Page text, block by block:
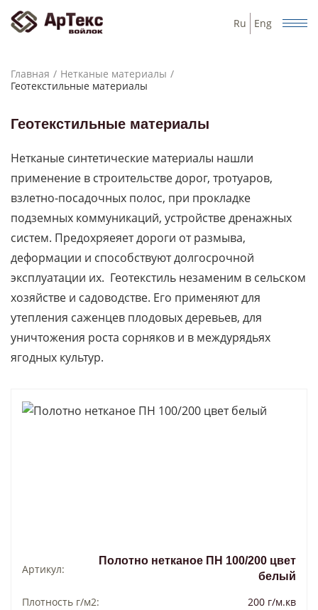
Ru Eng
Главная
Нетканые материалы
Геотекстильные материалы
Геотекстильные материалы
Нетканые синтетические материалы нашли
применение в строительстве дорог, тротуаров,
взлетно-посадочных полос, при прокладке
подземных коммуникаций, устройстве дренажных
систем. Предохряеяет дороги от размыва,
деформации и способствуют долгосрочной
эксплуатации их. Геотекстиль незаменим в сельском
хозяйстве и садоводстве. Его применяют для
утепления саженцев плодовых деревьев, для
уничтожения роста сорняков и в междурядьях
ягодных культур.
Артикул:
Полотно нетканое ПН 100/200 цвет
белый
Плотность г/м2:
200 г/м.кв